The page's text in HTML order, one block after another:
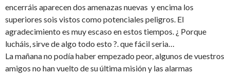
encerráis aparecen dos amenazas nuevas y encima los
superiores sois vistos como potenciales peligros. El
agradecimiento es muy escaso en estos tiempos. ¿ Porque
lucháis, sirve de algo todo esto ?. que fácil seria…
La mañana no podía haber empezado peor, algunos de vuestros
amigos no han vuelto de su última misión y las alarmas